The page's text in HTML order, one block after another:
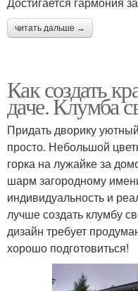
читать дальше →
Как создать
даче. Клумба
Придать дворику
просто. Небольшой
горка на лужайке за
шарм загородному
индивидуальность и
лучше создать клумбу
дизайн требует
хорошо подготовиться!